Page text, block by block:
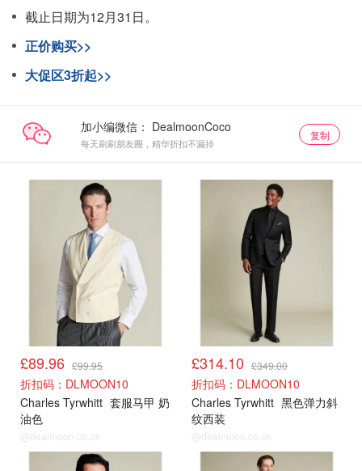
截止日期为12月31日。
正价购买>>
大促区3折起>>
加小编微信：
每天刷刷朋友圈，精华折扣不漏掉
复制
£89.96 £99.95
折扣码：DLMOON10
Charles Tyrwhitt 套服马甲 奶
油色
@dealmoon.co.uk
£314.10 £349.00
折扣码：DLMOON10
Charles Tyrwhitt 黑色弹力斜
纹西装
@dealmoon.co.uk